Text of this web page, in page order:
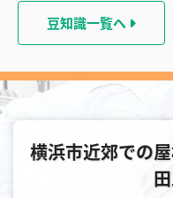
豆知識一覧へ
横浜市近郊での